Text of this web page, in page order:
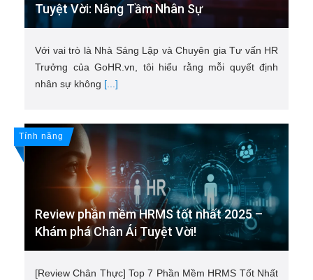
Tuyệt Vời: Nâng Tầm Nhân Sự
Với vai trò là Nhà Sáng Lập và Chuyên gia Tư vấn HR
Trưởng của GoHR.vn, tôi hiểu rằng mỗi quyết định
nhân sự không [...]
Tính năng
Review phần mềm HRMS tốt nhất 2025 –
Khám phá Chân Ái Tuyệt Vời!
[Review Chân Thực] Top 7 Phần Mềm HRMS Tốt Nhất